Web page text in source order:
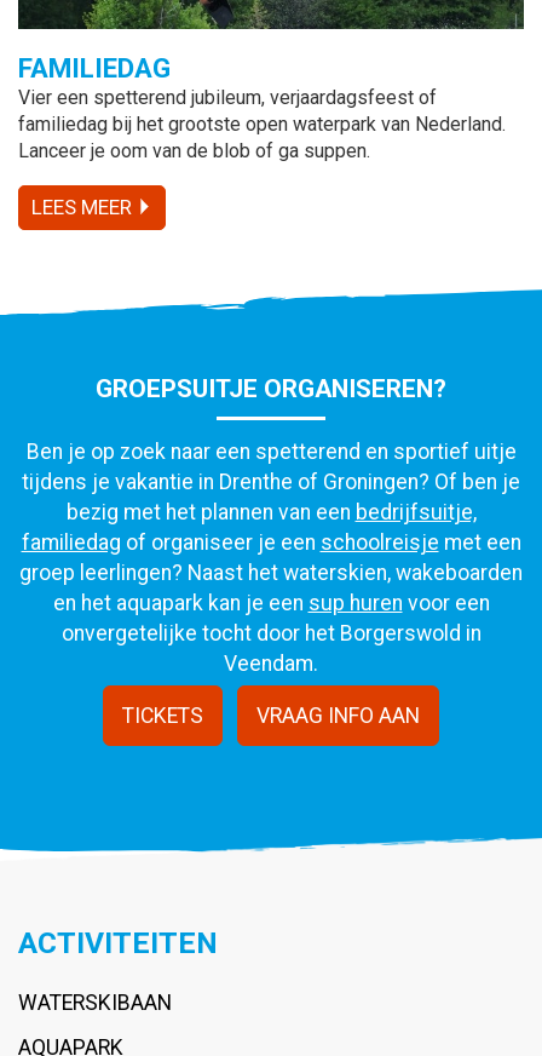
FAMILIEDAG
Vier een spetterend jubileum, verjaardagsfeest of
familiedag bij het grootste open waterpark van Nederland.
Lanceer je oom van de blob of ga suppen.
LEES MEER
GROEPSUITJE ORGANISEREN?
Ben je op zoek naar een spetterend en sportief uitje
tijdens je vakantie in Drenthe of Groningen? Of ben je
bezig met het plannen van een bedrijfsuitje,
familiedag of organiseer je een schoolreisje met een
groep leerlingen? Naast het waterskien, wakeboarden
en het aquapark kan je een sup huren voor een
onvergetelijke tocht door het Borgerswold in
Veendam.
TICKETS VRAAG INFO AAN
ACTIVITEITEN
WATERSKIBAAN
AQUAPARK